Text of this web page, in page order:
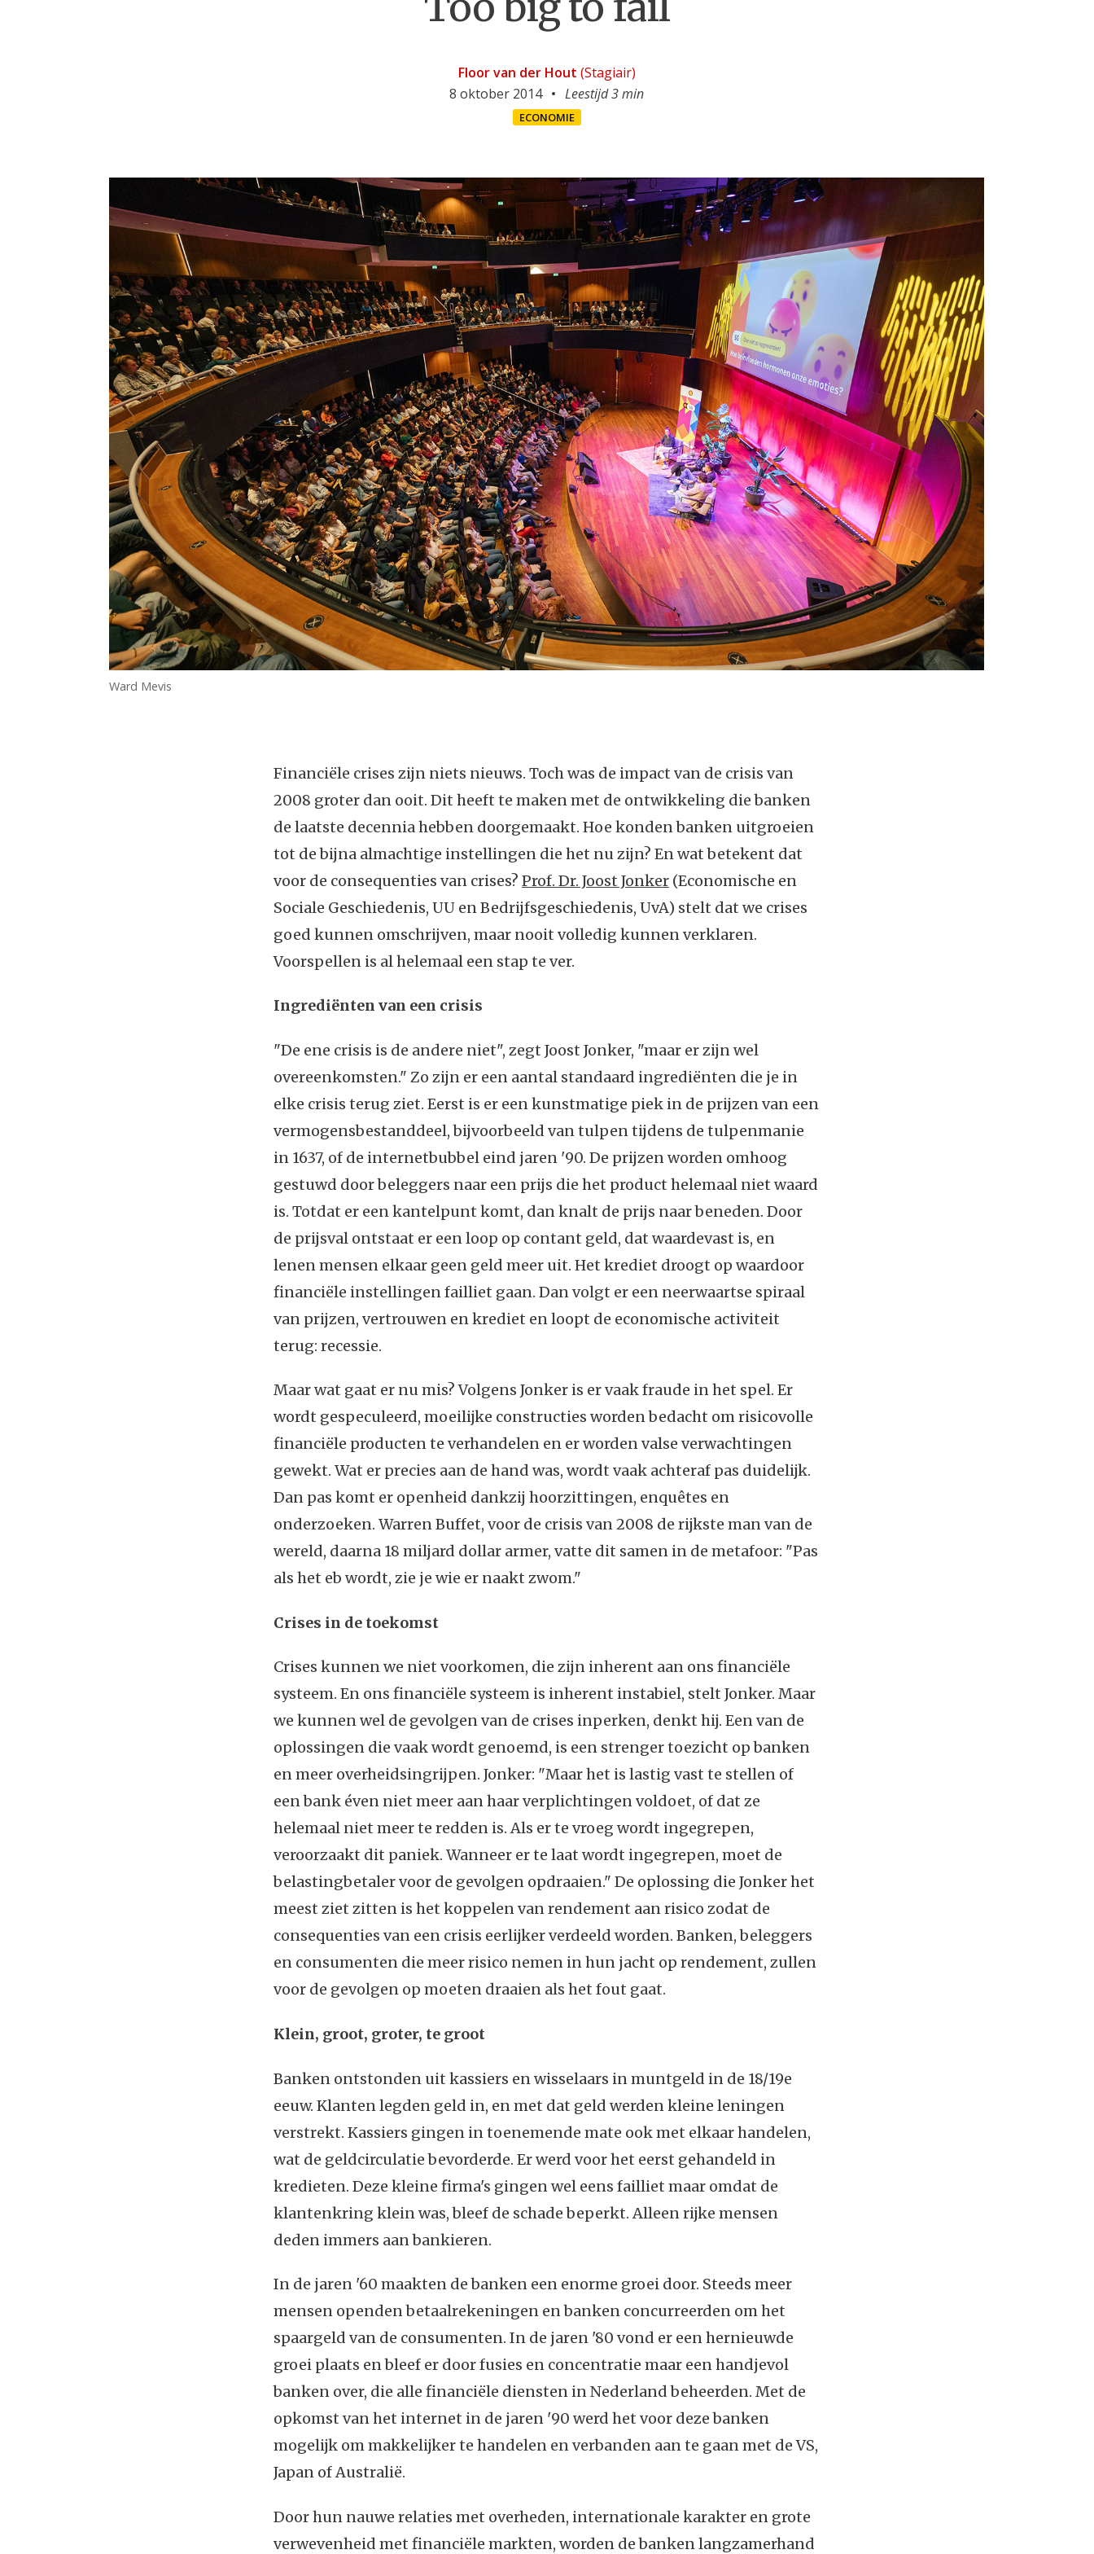
Floor van der Hout (Stagiair)
8 oktober 2014
Leestijd 3 min
ECONOMIE
Ward Mevis
Financiële crises zijn niets nieuws. Toch was de impact van de crisis van
2008 groter dan ooit. Dit heeft te maken met de ontwikkeling die banken
de laatste decennia hebben doorgemaakt. Hoe konden banken uitgroeien
tot de bijna almachtige instellingen die het nu zijn? En wat betekent dat
voor de consequenties van crises? Prof. Dr. Joost Jonker(Economische en
Sociale Geschiedenis, UU en Bedrijfsgeschiedenis, UvA) stelt dat we crises
goed kunnen omschrijven, maar nooit volledig kunnen verklaren.
Voorspellen is al helemaal een stap te ver.
Ingrediënten van een crisis
"De ene crisis is de andere niet", zegt Joost Jonker, "maar er zijn wel
overeenkomsten." Zo zijn er een aantal standaard ingrediënten die je in
elke crisis terug ziet. Eerst is er een kunstmatige piek in de prijzen van een
vermogensbestanddeel, bijvoorbeeld van tulpen tijdens de tulpenmanie
in 1637, of de internetbubbel eind jaren '90. De prijzen worden omhoog
gestuwd door beleggers naar een prijs die het product helemaal niet waard
is. Totdat er een kantelpunt komt, dan knalt de prijs naar beneden. Door
de prijsval ontstaat er een loop op contant geld, dat waardevast is, en
lenen mensen elkaar geen geld meer uit. Het krediet droogt op waardoor
financiële instellingen failliet gaan. Dan volgt er een neerwaartse spiraal
van prijzen, vertrouwen en krediet en loopt de economische activiteit
terug: recessie.
Maar wat gaat er nu mis? Volgens Jonker is er vaak fraude in het spel. Er
wordt gespeculeerd, moeilijke constructies worden bedacht om risicovolle
financiële producten te verhandelen en er worden valse verwachtingen
gewekt. Wat er precies aan de hand was, wordt vaak achteraf pas duidelijk.
Dan pas komt er openheid dankzij hoorzittingen, enquêtes en
onderzoeken. Warren Buffet, voor de crisis van 2008 de rijkste man van de
wereld, daarna 18 miljard dollar armer, vatte dit samen in de metafoor: "Pas
als het eb wordt, zie je wie er naakt zwom."
Crises in de toekomst
Crises kunnen we niet voorkomen, die zijn inherent aan ons financiële
systeem. En ons financiële systeem is inherent instabiel, stelt Jonker. Maar
we kunnen wel de gevolgen van de crises inperken, denkt hij. Een van de
oplossingen die vaak wordt genoemd, is een strenger toezicht op banken
en meer overheidsingrijpen. Jonker: "Maar het is lastig vast te stellen of
een bank éven niet meer aan haar verplichtingen voldoet, of dat ze
helemaal niet meer te redden is. Als er te vroeg wordt ingegrepen,
veroorzaakt dit paniek. Wanneer er te laat wordt ingegrepen, moet de
belastingbetaler voor de gevolgen opdraaien." De oplossing die Jonker het
meest ziet zitten is het koppelen van rendement aan risico zodat de
consequenties van een crisis eerlijker verdeeld worden. Banken, beleggers
en consumenten die meer risico nemen in hun jacht op rendement, zullen
voor de gevolgen op moeten draaien als het fout gaat.
Klein, groot, groter, te groot
Banken ontstonden uit kassiers en wisselaars in muntgeld in de 18/19e
eeuw. Klanten legden geld in, en met dat geld werden kleine leningen
verstrekt. Kassiers gingen in toenemende mate ook met elkaar handelen,
wat de geldcirculatie bevorderde. Er werd voor het eerst gehandeld in
kredieten. Deze kleine firma's gingen wel eens failliet maar omdat de
klantenkring klein was, bleef de schade beperkt. Alleen rijke mensen
deden immers aan bankieren.
In de jaren '60 maakten de banken een enorme groei door. Steeds meer
mensen openden betaalrekeningen en banken concurreerden om het
spaargeld van de consumenten. In de jaren '80 vond er een hernieuwde
groei plaats en bleef er door fusies en concentratie maar een handjevol
banken over, die alle financiële diensten in Nederland beheerden. Met de
opkomst van het internet in de jaren '90 werd het voor deze banken
mogelijk om makkelijker te handelen en verbanden aan te gaan met de VS,
Japan of Australië.
Door hun nauwe relaties met overheden, internationale karakter en grote
verwevenheid met financiële markten, worden de banken langzamerhand